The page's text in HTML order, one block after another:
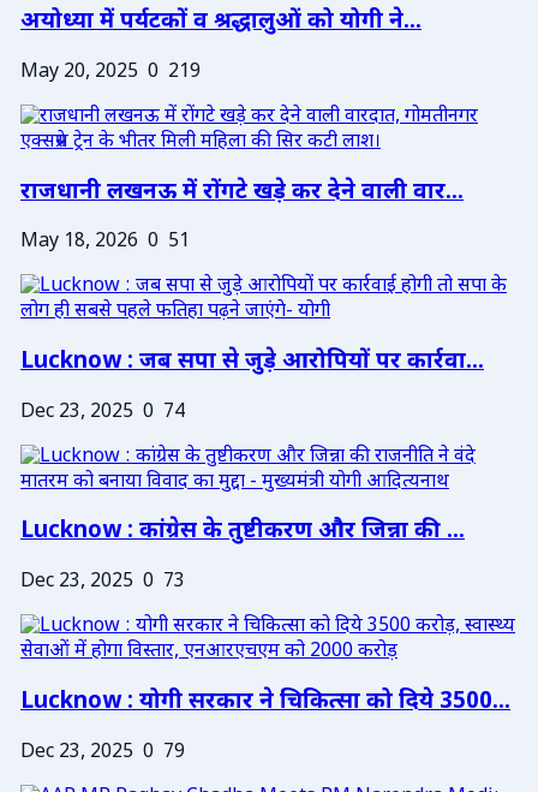
अयोध्या में पर्यटकों व श्रद्धालुओं को योगी ने...
May 20, 2025 0 219
राजधानी लखनऊ में रोंगटे खड़े कर देने वाली वार...
May 18, 2026 0 51
Lucknow : जब सपा से जुड़े आरोपियों पर कार्रवा...
Dec 23, 2025 0 74
Lucknow : कांग्रेस के तुष्टीकरण और जिन्ना की ...
Dec 23, 2025 0 73
Lucknow : योगी सरकार ने चिकित्सा को दिये 3500...
Dec 23, 2025 0 79